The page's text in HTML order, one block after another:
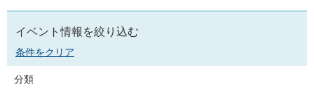
イベント情報を絞り込む
条件をクリア
分類